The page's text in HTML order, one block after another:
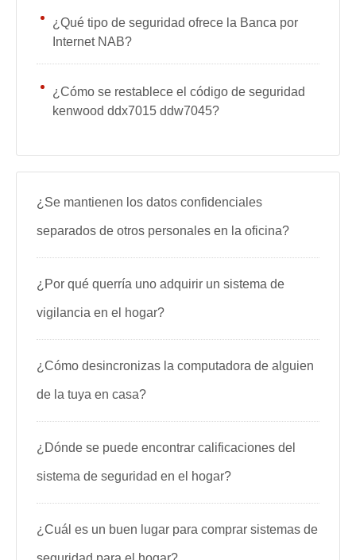
¿Qué tipo de seguridad ofrece la Banca por
Internet NAB?
¿Cómo se restablece el código de seguridad
kenwood ddx7015 ddw7045?
¿Se mantienen los datos confidenciales
separados de otros personales en la oficina?
¿Por qué querría uno adquirir un sistema de
vigilancia en el hogar?
¿Cómo desincronizas la computadora de alguien
de la tuya en casa?
¿Dónde se puede encontrar calificaciones del
sistema de seguridad en el hogar?
¿Cuál es un buen lugar para comprar sistemas de